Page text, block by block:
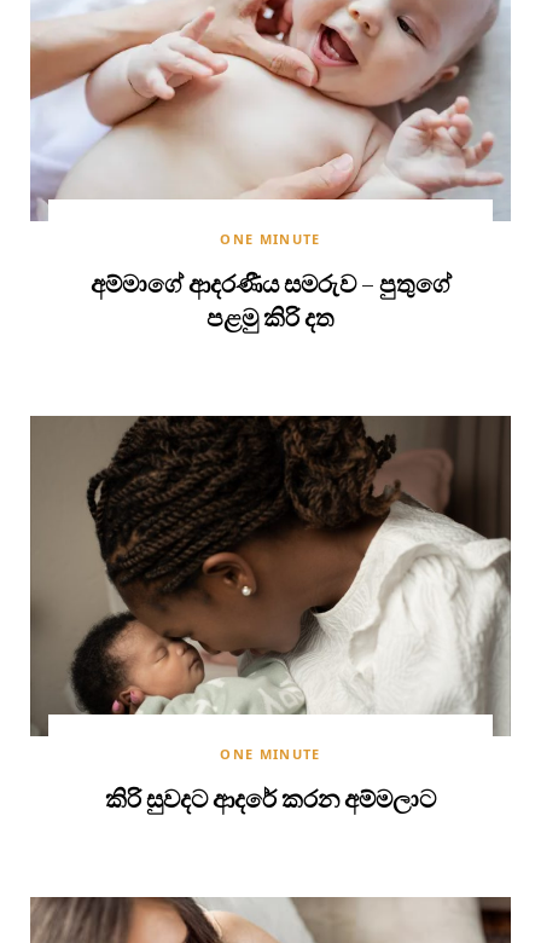
ONE MINUTE
අම්මාගේ ආදරණීය සමරුව – පුතුගේ
පළමු කිරි දත
ONE MINUTE
කිරි සුවදට ආදරේ කරන අම්මලාට